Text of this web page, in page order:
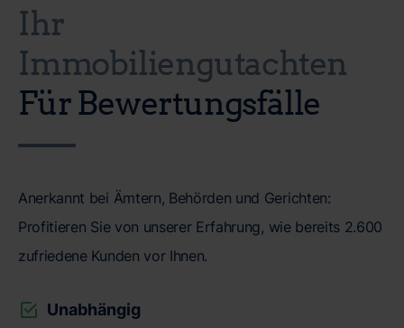
Ihr
Immobiliengutachten
Für Bewertungsfälle
Anerkannt bei Ämtern, Behörden und Gerichten:
Profitieren Sie von unserer Erfahrung, wie bereits 2.600
zufriedene Kunden vor Ihnen.
Unabhängig